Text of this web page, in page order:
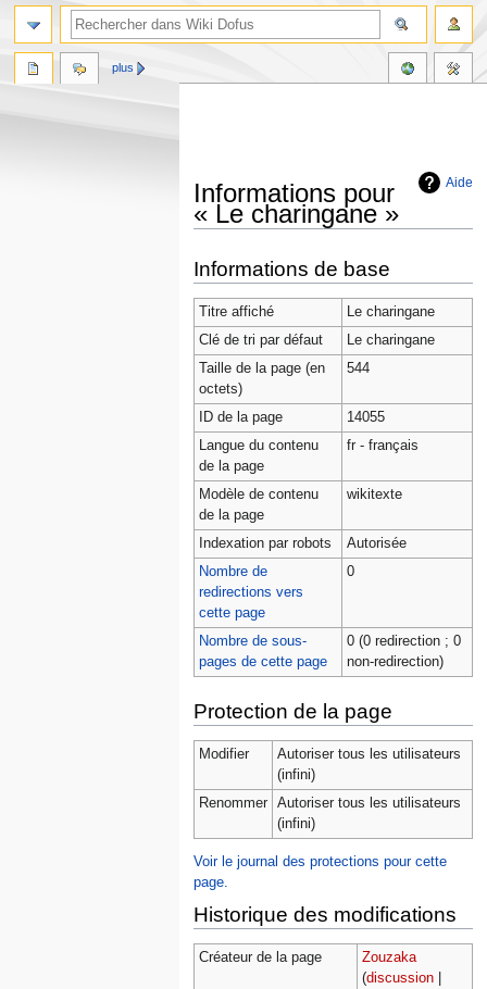
Aide
Informations pour
« Le charingane »
à
la
navigation
à
la
recherche
Informations de base
Titre affiché
Le charingane
Clé de tri par défaut
Le charingane
Taille de la page (en
octets)
544
ID de la page
14055
Langue du contenu
de la page
fr - français
Modèle de contenu
de la page
wikitexte
Indexation par robots
Autorisée
Nombre de
redirections vers
cette page
0
Nombre de sous-
pages de cette page
0 (0 redirection ; 0
non-redirection)
Protection de la page
Modifier
Autoriser tous les utilisateurs
(infini)
Renommer
Autoriser tous les utilisateurs
(infini)
Voir le journal des protections pour cette
page.
Historique des modifications
Créateur de la page
Zouzaka
(discussion|
plus